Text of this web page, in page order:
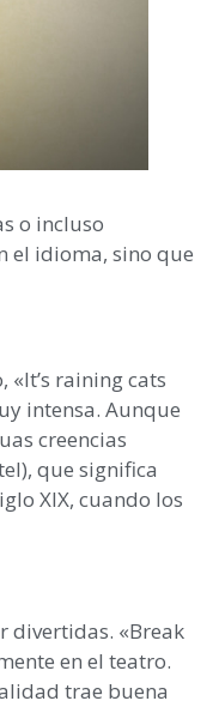
o incluso
el idioma, sino que
raining cats
intensa. Aunque
creencias
que significa
XIX, cuando los
divertidas. «Break
en el teatro.
trae buena